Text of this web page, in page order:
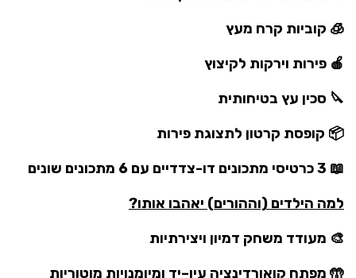
🧊 קוביות קרח מעץ
🍎 פירות וירקות לקיצוץ
🔪 סכין עץ בטיחותית
📦 קופסת קרטון לתצוגת פירות
📖 3 כרטיסי מתכונים דו-צדדיים עם 6 מתכונים שונים
למה הילדים (וההורים) יאהבו אותו?
🎨 מעודד משחק דמיון ויצירתיות
🤲 מפתח קואורדינציה עין–יד ומיומנויות מוטוריות